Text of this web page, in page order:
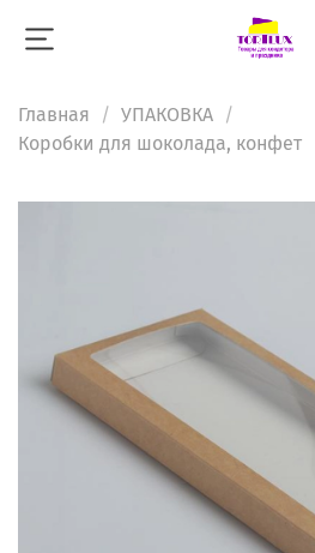
Главная
УПАКОВКА
Коробки для шоколада, конфет